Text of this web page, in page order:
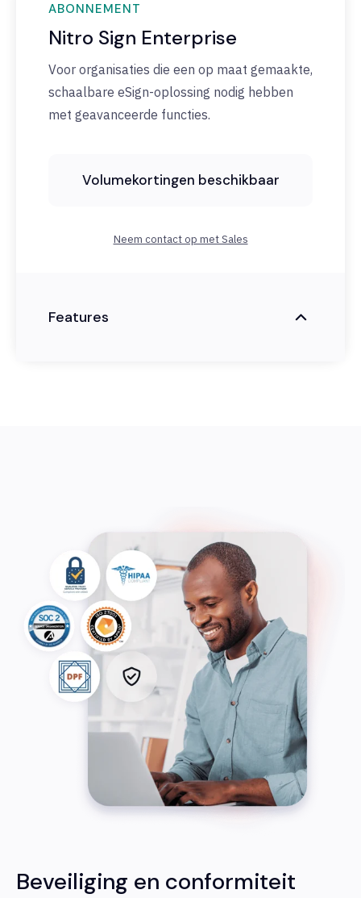
ABONNEMENT
Nitro Sign Enterprise
Voor organisaties die een op maat gemaakte,
schaalbare eSign-oplossing nodig hebben
met geavanceerde functies.
Volumekortingen beschikbaar
Neem contact op met Sales
Features
Beveiliging en conformiteit